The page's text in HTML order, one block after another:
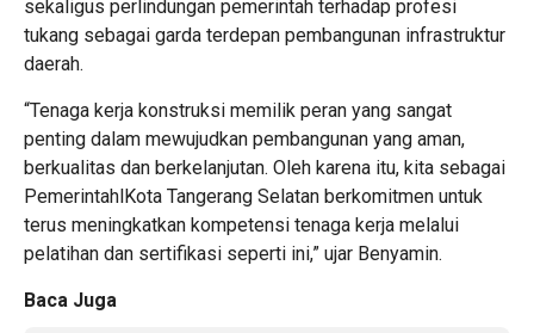
sekaligus perlindungan pemerintah terhadap profesi
tukang sebagai garda terdepan pembangunan infrastruktur
daerah.
“Tenaga kerja konstruksi memilik peran yang sangat
penting dalam mewujudkan pembangunan yang aman,
berkualitas dan berkelanjutan. Oleh karena itu, kita sebagai
PemerintahlKota Tangerang Selatan berkomitmen untuk
terus meningkatkan kompetensi tenaga kerja melalui
pelatihan dan sertifikasi seperti ini,” ujar Benyamin.
Baca Juga